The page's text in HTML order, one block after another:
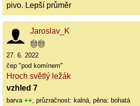
pivo. Lepší průměr
Jaroslav_K
27. 6. 2022
čep "pod komínem"
Hroch světlý ležák
vzhled 7
barva ++, průzračnost: kalná, pěna: bohatá